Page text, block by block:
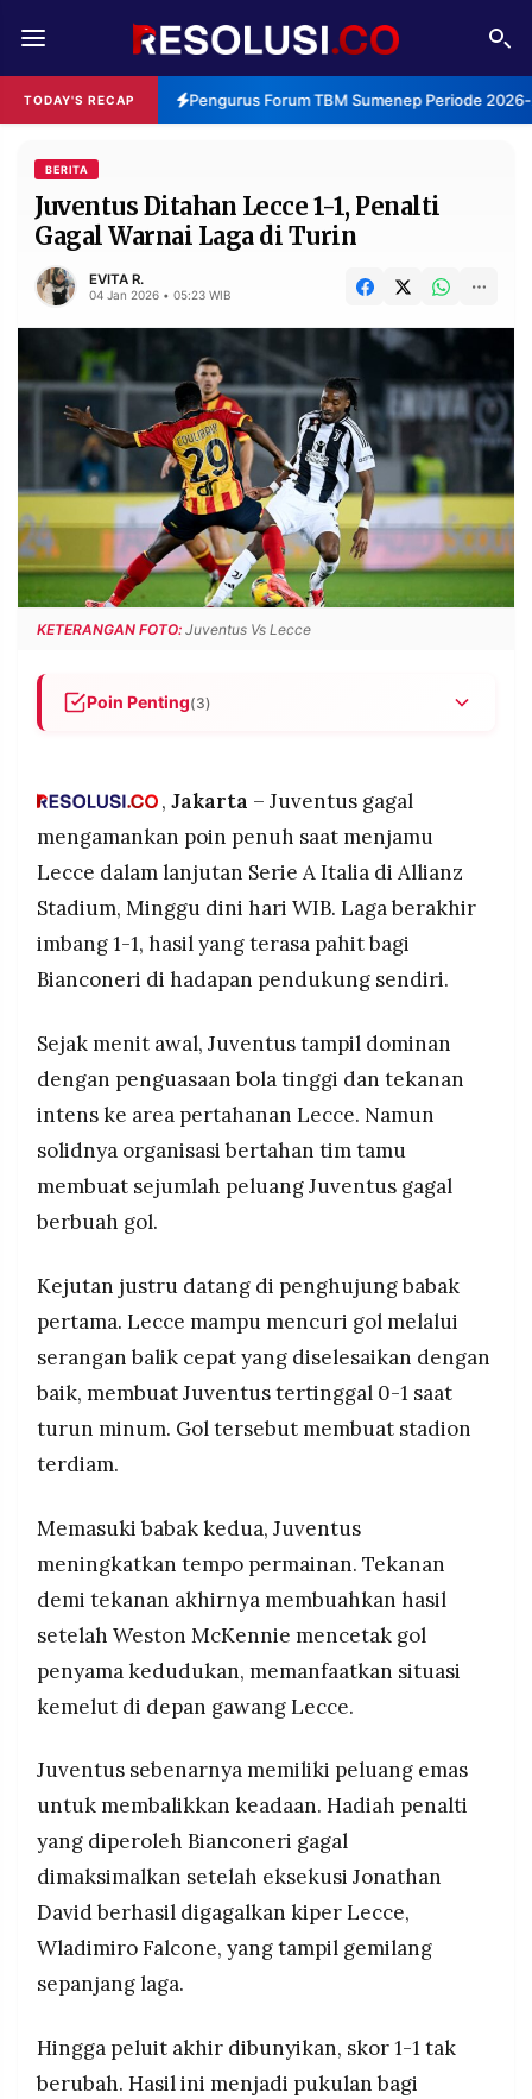
TODAY'S RECAP Pengurus Forum TBM Sumenep Periode 2026-
REDAKSI TENTANG
RESOLUSI IKLAN
RUBRIKASI
EDITORIAL
DAERAH NASIONAL
MANCA SPORT
INFORMASI
PRIVACY
POLICY
BERITA
WARGA
INFORMASI
IKLAN
KIRIM
TULISAN
SERVICE
IKUTI
KAMI
PT.
RESOLUSI
MEDIA
PRAMUDITA
©
-
PT.
RESOLUSI
MEDIA
PRAMUDITA
BERITA
Juventus Ditahan Lecce 1-1, Penalti
Gagal Warnai Laga di Turin
EVITA R.
04 Jan 2026 • 05:23 WIB
KETERANGAN FOTO: Juventus Vs Lecce
Poin Penting(3)
A.
Lecce mengejutkan tuan rumah dengan gol di
oleh Weston McKennie.
Peluang kemenangan Juventus sirna setelah
penalti Jonathan David gagal dieksekusi,
membuat Bianconeri kehilangan dua poin
, Jakarta – Juventus gagal
mengamankan poin penuh saat menjamu
Lecce dalam lanjutan Serie A Italia di Allianz
Stadium, Minggu dini hari WIB. Laga berakhir
imbang 1-1, hasil yang terasa pahit bagi
Bianconeri di hadapan pendukung sendiri.
Sejak menit awal, Juventus tampil dominan
dengan penguasaan bola tinggi dan tekanan
intens ke area pertahanan Lecce. Namun
solidnya organisasi bertahan tim tamu
membuat sejumlah peluang Juventus gagal
berbuah gol.
Kejutan justru datang di penghujung babak
pertama. Lecce mampu mencuri gol melalui
serangan balik cepat yang diselesaikan dengan
baik, membuat Juventus tertinggal 0-1 saat
turun minum. Gol tersebut membuat stadion
terdiam.
Memasuki babak kedua, Juventus
meningkatkan tempo permainan. Tekanan
demi tekanan akhirnya membuahkan hasil
setelah Weston McKennie mencetak gol
penyama kedudukan, memanfaatkan situasi
kemelut di depan gawang Lecce.
Juventus sebenarnya memiliki peluang emas
untuk membalikkan keadaan. Hadiah penalti
yang diperoleh Bianconeri gagal
dimaksimalkan setelah eksekusi Jonathan
David berhasil digagalkan kiper Lecce,
Wladimiro Falcone, yang tampil gemilang
sepanjang laga.
Hingga peluit akhir dibunyikan, skor 1-1 tak
berubah. Hasil ini menjadi pukulan bagi